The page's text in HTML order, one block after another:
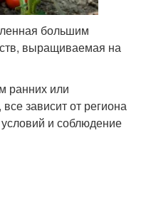
большим
выращиваемая на
ранних или
зависит от региона
и соблюдение